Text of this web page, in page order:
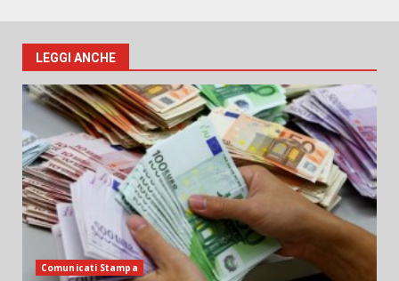
LEGGI ANCHE
Comunicati Stampa